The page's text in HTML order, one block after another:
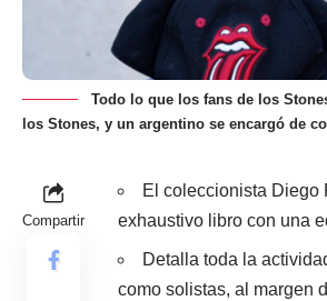
Todo lo que los fans de los
los Stones, y un argentino se encargó de
Compartir
El coleccionista Diego
exhaustivo libro con una
Detalla toda la
como solistas, al margen